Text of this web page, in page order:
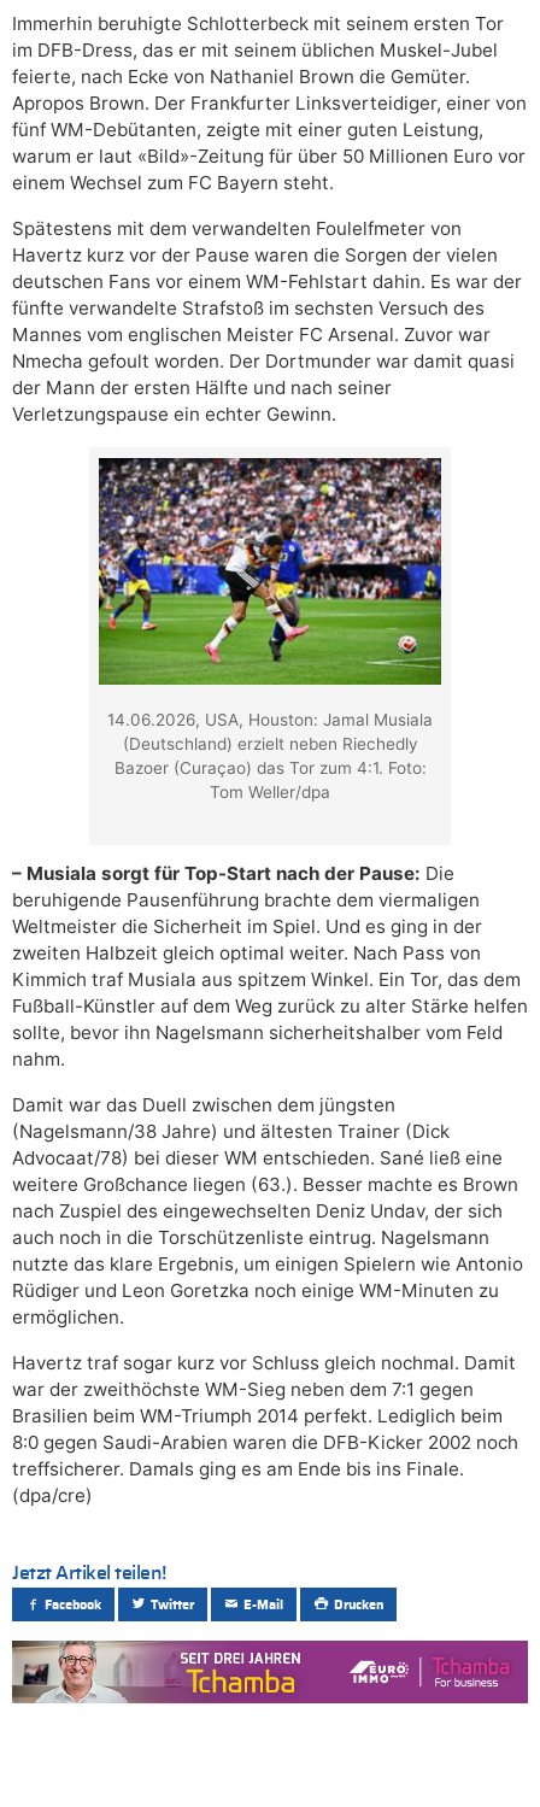
Immerhin beruhigte Schlotterbeck mit seinem ersten Tor
im DFB-Dress, das er mit seinem üblichen Muskel-Jubel
feierte, nach Ecke von Nathaniel Brown die Gemüter.
Apropos Brown. Der Frankfurter Linksverteidiger, einer von
fünf WM-Debütanten, zeigte mit einer guten Leistung,
warum er laut «Bild»-Zeitung für über 50 Millionen Euro vor
einem Wechsel zum FC Bayern steht.
Spätestens mit dem verwandelten Foulelfmeter von
Havertz kurz vor der Pause waren die Sorgen der vielen
deutschen Fans vor einem WM-Fehlstart dahin. Es war der
fünfte verwandelte Strafstoß im sechsten Versuch des
Mannes vom englischen Meister FC Arsenal. Zuvor war
Nmecha gefoult worden. Der Dortmunder war damit quasi
der Mann der ersten Hälfte und nach seiner
Verletzungspause ein echter Gewinn.
14.06.2026, USA, Houston: Jamal Musiala
(Deutschland) erzielt neben Riechedly
Bazoer (Curaçao) das Tor zum 4:1. Foto:
Tom Weller/dpa
– Musiala sorgt für Top-Start nach der Pause: Die
beruhigende Pausenführung brachte dem viermaligen
Weltmeister die Sicherheit im Spiel. Und es ging in der
zweiten Halbzeit gleich optimal weiter. Nach Pass von
Kimmich traf Musiala aus spitzem Winkel. Ein Tor, das dem
Fußball-Künstler auf dem Weg zurück zu alter Stärke helfen
sollte, bevor ihn Nagelsmann sicherheitshalber vom Feld
nahm.
Damit war das Duell zwischen dem jüngsten
(Nagelsmann/38 Jahre) und ältesten Trainer (Dick
Advocaat/78) bei dieser WM entschieden. Sané ließ eine
weitere Großchance liegen (63.). Besser machte es Brown
nach Zuspiel des eingewechselten Deniz Undav, der sich
auch noch in die Torschützenliste eintrug. Nagelsmann
nutzte das klare Ergebnis, um einigen Spielern wie Antonio
Rüdiger und Leon Goretzka noch einige WM-Minuten zu
ermöglichen.
Havertz traf sogar kurz vor Schluss gleich nochmal. Damit
war der zweithöchste WM-Sieg neben dem 7:1 gegen
Brasilien beim WM-Triumph 2014 perfekt. Lediglich beim
8:0 gegen Saudi-Arabien waren die DFB-Kicker 2002 noch
treffsicherer. Damals ging es am Ende bis ins Finale.
(dpa/cre)
Jetzt Artikel teilen!
Facebook Twitter E-Mail Drucken